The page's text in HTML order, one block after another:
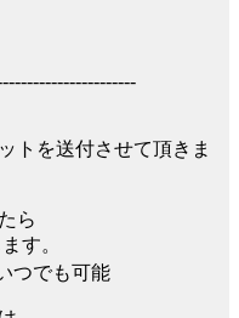
トを送付させて頂きま
ら
す。
つでも可能